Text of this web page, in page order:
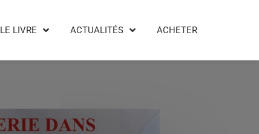
LE LIVRE ACTUALITÉS ACHETER